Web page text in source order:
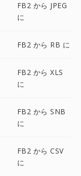
FB2 から JPEG
に
FB2 から RB に
FB2 から XLS
に
FB2 から SNB
に
FB2 から CSV
に